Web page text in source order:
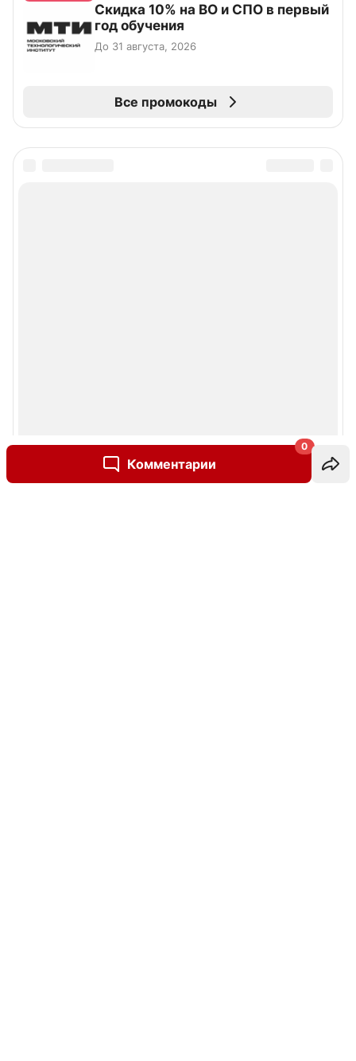
Комментарии
0
Скидка 10% на ВО и СПО в первый
год обучения
До 31 августа, 2026
Все промокоды